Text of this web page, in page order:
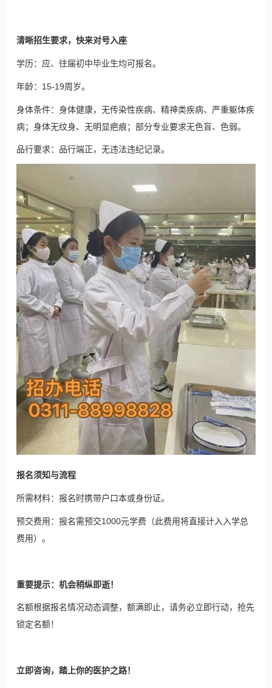
清晰招生要求，快来对号入座
学历：应、往届初中毕业生均可报名。
年龄：15-19周岁。
身体条件：身体健康，无传染性疾病、精神类疾病、严重躯体疾
病；身体无纹身、无明显疤痕；部分专业要求无色盲、色弱。
品行要求：品行端正，无违法违纪记录。
报名须知与流程
所需材料：报名时携带户口本或身份证。
预交费用：报名需预交1000元学费（此费用将直接计入入学总
费用）。
重要提示：机会稍纵即逝！
名额根据报名情况动态调整，额满即止，请务必立即行动，抢先
锁定名额！
立即咨询，踏上你的医护之路！